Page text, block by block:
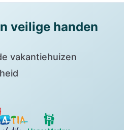
veilige handen
vakantiehuizen